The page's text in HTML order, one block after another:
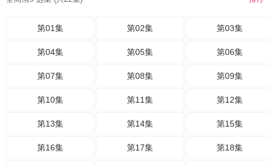
第01集 第02集 第03集
第04集 第05集 第06集
第07集 第08集 第09集
第10集 第11集 第12集
第13集 第14集 第15集
第16集 第17集 第18集